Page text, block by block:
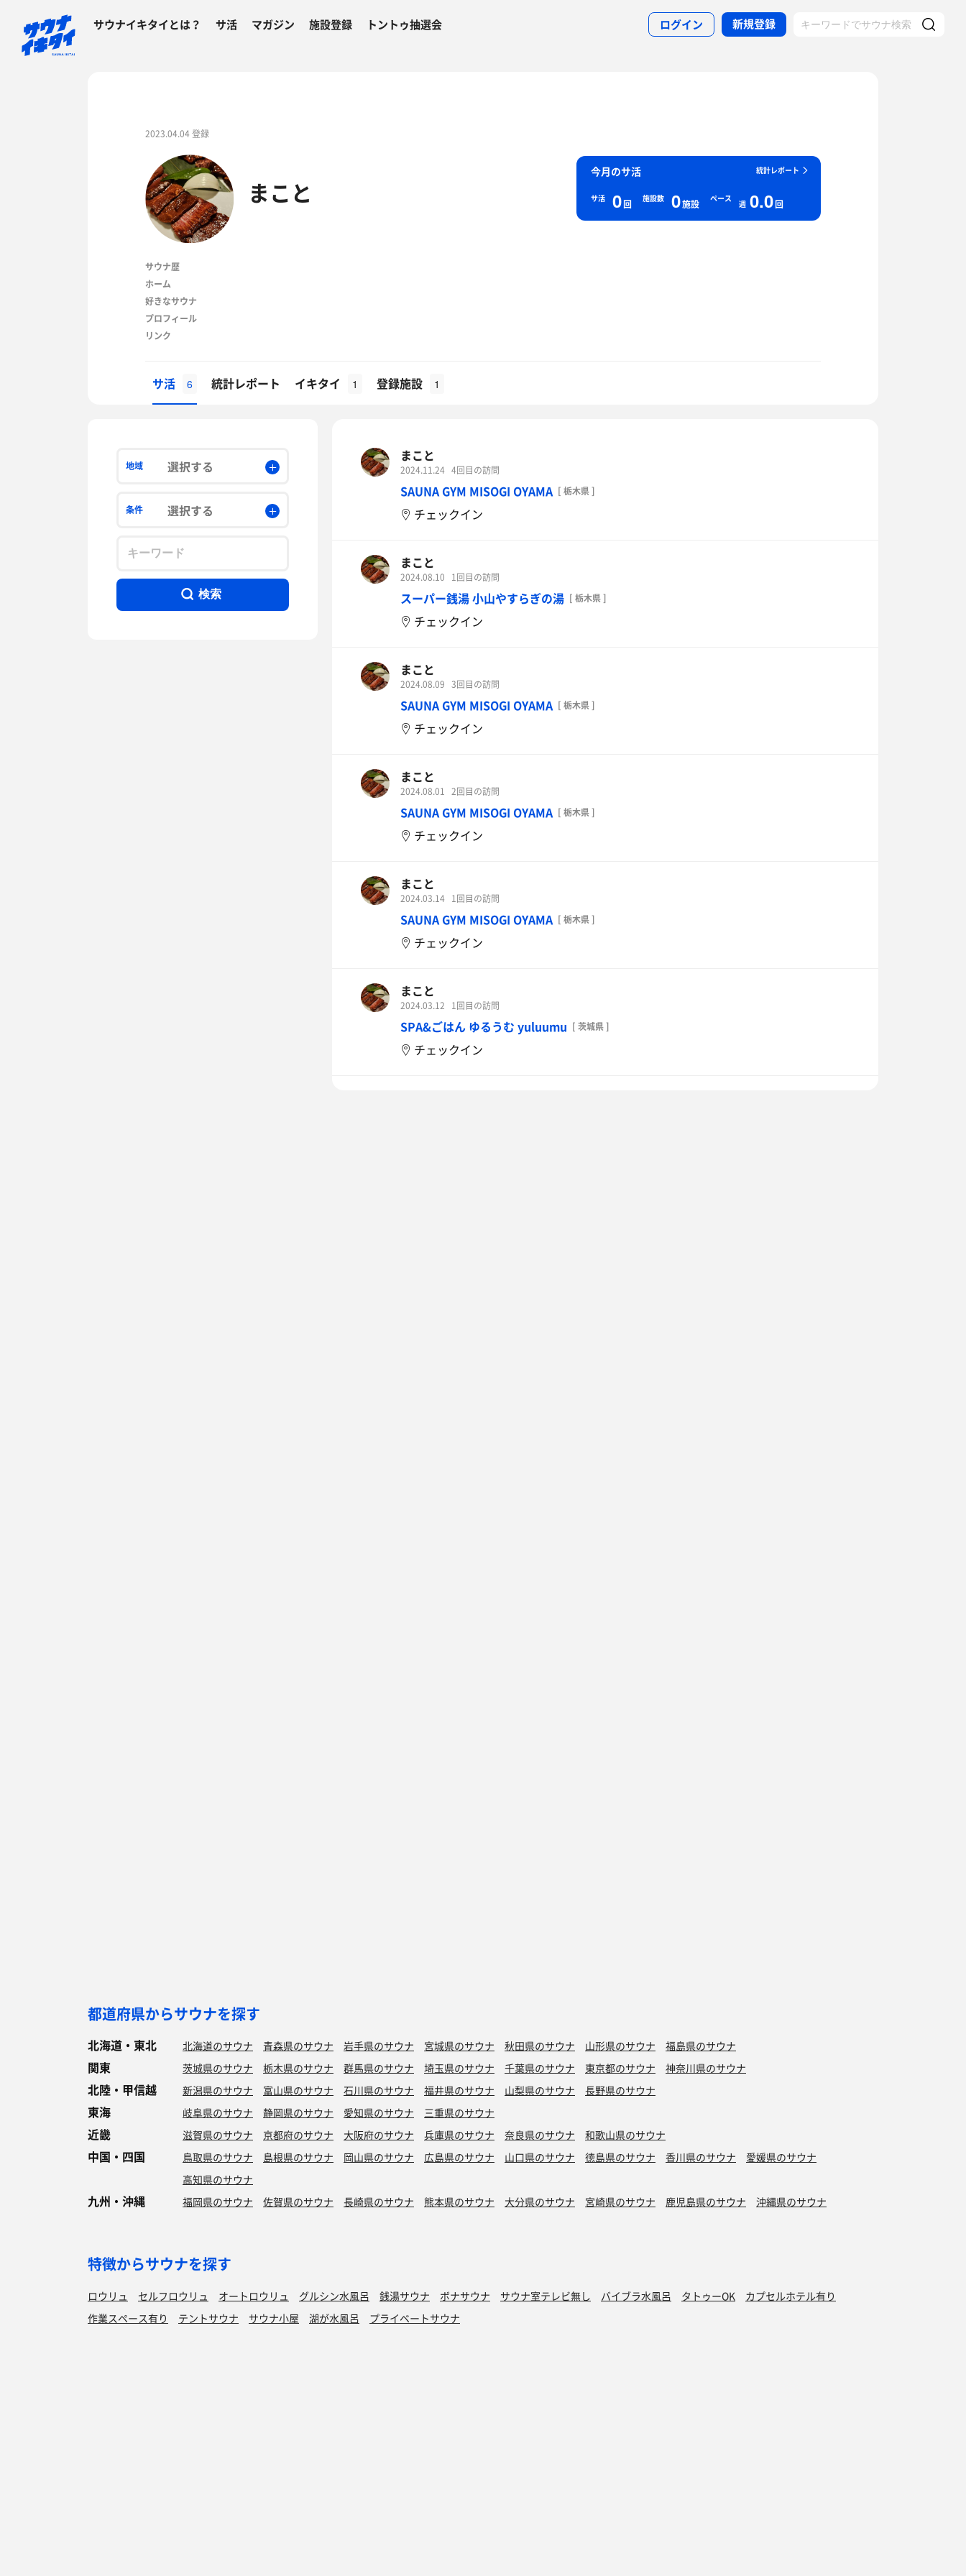
サウナイキタイとは？ サ活 マガジン 施設登録 トントゥ抽選会 ログイン 新規登録
2023.04.04 登録
まこと
統計レポート
今月のサ活
サ活 0回 施設数 0施設 ペース
週 0.0回
サウナ歴
ホーム
好きなサウナ
プロフィール
リンク
サ活 6 統計レポート イキタイ 1 登録施設 1
地域 選択する
条件 選択する
検索
まこと
2024.11.24 4回目の訪問
SAUNA GYM MISOGI OYAMA [ 栃木県 ]
チェックイン
まこと
2024.08.10 1回目の訪問
スーパー銭湯 小山やすらぎの湯 [ 栃木県 ]
チェックイン
まこと
2024.08.09 3回目の訪問
SAUNA GYM MISOGI OYAMA [ 栃木県 ]
チェックイン
まこと
2024.08.01 2回目の訪問
SAUNA GYM MISOGI OYAMA [ 栃木県 ]
チェックイン
まこと
2024.03.14 1回目の訪問
SAUNA GYM MISOGI OYAMA [ 栃木県 ]
チェックイン
まこと
2024.03.12 1回目の訪問
SPA&ごはん ゆるうむ yuluumu [ 茨城県 ]
チェックイン
都道府県からサウナを探す
北海道・東北 北海道のサウナ 青森県のサウナ 岩手県のサウナ 宮城県のサウナ 秋田県のサウナ 山形県のサウナ 福島県のサウナ
関東 茨城県のサウナ 栃木県のサウナ 群馬県のサウナ 埼玉県のサウナ 千葉県のサウナ 東京都のサウナ 神奈川県のサウナ
北陸・甲信越 新潟県のサウナ 富山県のサウナ 石川県のサウナ 福井県のサウナ 山梨県のサウナ 長野県のサウナ
東海 岐阜県のサウナ 静岡県のサウナ 愛知県のサウナ 三重県のサウナ
近畿 滋賀県のサウナ 京都府のサウナ 大阪府のサウナ 兵庫県のサウナ 奈良県のサウナ 和歌山県のサウナ
中国・四国 鳥取県のサウナ 島根県のサウナ 岡山県のサウナ 広島県のサウナ 山口県のサウナ 徳島県のサウナ 香川県のサウナ
愛媛県のサウナ
高知県のサウナ
九州・沖縄 福岡県のサウナ 佐賀県のサウナ 長崎県のサウナ 熊本県のサウナ 大分県のサウナ 宮崎県のサウナ 鹿児島県のサウナ 沖縄県のサウナ
特徴からサウナを探す
ロウリュ セルフロウリュ オートロウリュ グルシン水風呂 銭湯サウナ ボナサウナ サウナ室テレビ無し バイブラ水風呂 タトゥーOK
カプセルホテル有り
作業スペース有り
テントサウナ サウナ小屋 湖が水風呂 プライベートサウナ